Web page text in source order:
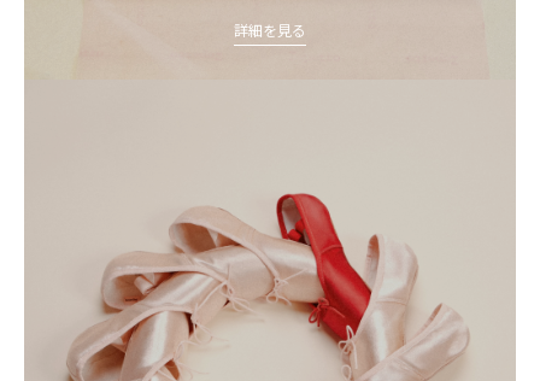
詳細を見る